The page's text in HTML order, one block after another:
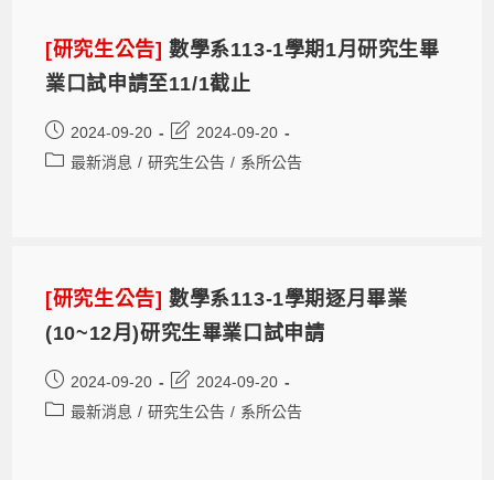
[研究生公告]數學系113-1學期1月研究生畢
業口試申請至11/1截止
2024-09-20
2024-09-20
最新消息 / 研究生公告 / 系所公告
[研究生公告]數學系113-1學期逐月畢業
(10~12月)研究生畢業口試申請
2024-09-20
2024-09-20
最新消息 / 研究生公告 / 系所公告